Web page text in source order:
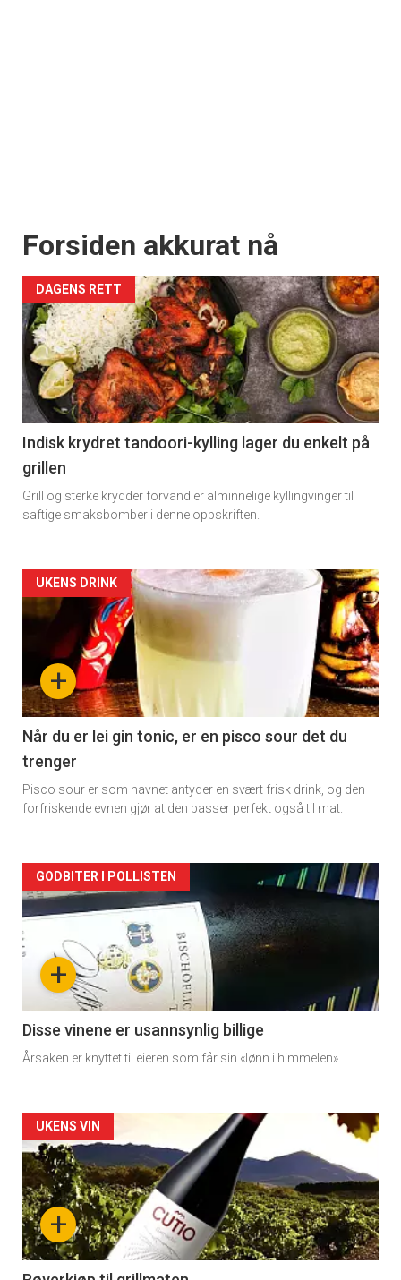
Forsiden akkurat nå
DAGENS RETT
Indisk krydret tandoori-kylling lager du enkelt på
grillen
Grill og sterke krydder forvandler alminnelige kyllingvinger til
saftige smaksbomber i denne oppskriften.
Forsiden
akkurat
nå
-
2
+
UKENS DRINK
Når du er lei gin tonic, er en pisco sour det du
trenger
Pisco sour er som navnet antyder en svært frisk drink, og den
forfriskende evnen gjør at den passer perfekt også til mat.
Forsiden
akkurat
nå
3
+
GODBITER I POLLISTEN
Disse vinene er usannsynlig billige
Årsaken er knyttet til eieren som får sin «lønn i himmelen».
Forsiden
akkurat
nå
-
+
UKENS VIN